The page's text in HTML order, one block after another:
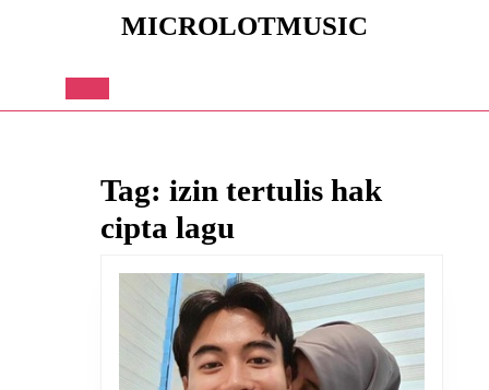
MICROLOTMUSIC
Open
Tag: izin tertulis hak
cipta lagu